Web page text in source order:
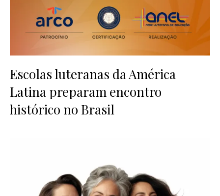
Escolas luteranas da América
Latina preparam encontro
histórico no Brasil